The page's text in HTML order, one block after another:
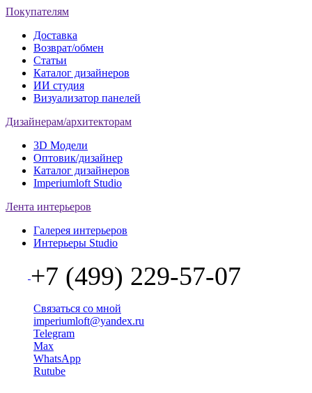
Покупателям
Доставка
Возврат/обмен
Статьи
Каталог дизайнеров
ИИ студия
Визуализатор панелей
Дизайнерам/архитекторам
3D Модели
Оптовик/дизайнер
Каталог дизайнеров
Imperiumloft Studio
Лента интерьеров
Галерея интерьеров
Интерьеры Studio
+7 (499) 229-57-07
Связаться со мной
imperiumloft@yandex.ru
Telegram
Max
WhatsApp
Rutube